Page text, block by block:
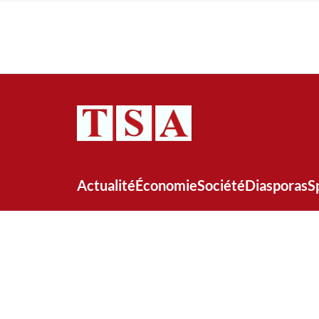
ActualitéÉconomieSociétéDiasporas